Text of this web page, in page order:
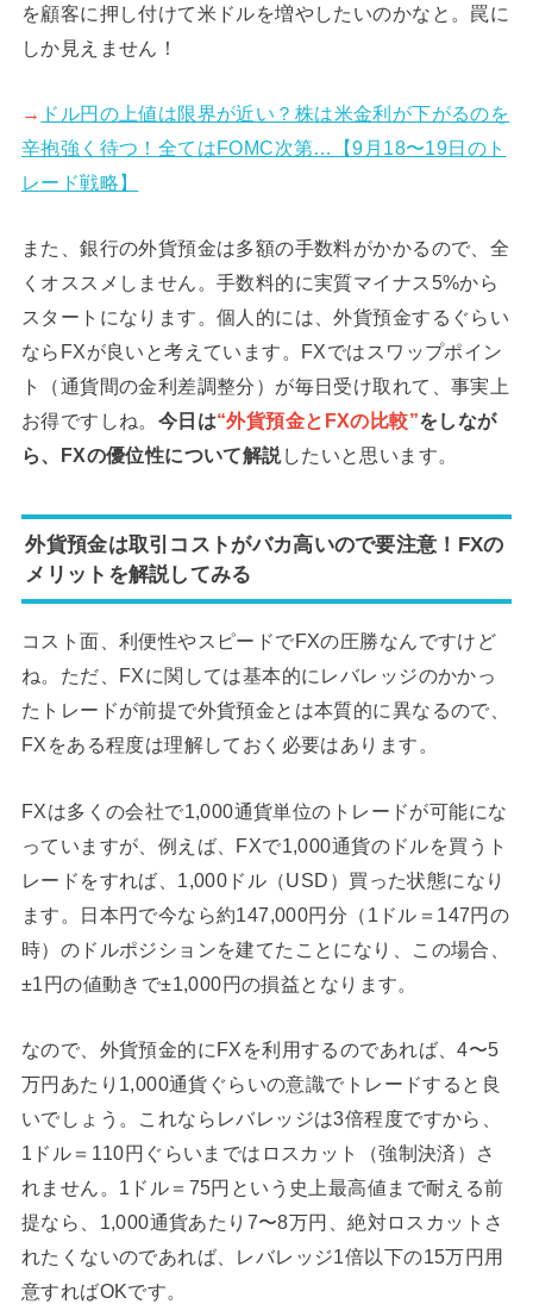
を顧客に押し付けて米ドルを増やしたいのかなと。罠に
しか見えません！
→ ドル円の上値は限界が近い？株は米金利が下がるのを
辛抱強く待つ！全てはFOMC次第…【9月18〜19日のト
レード戦略】
また、銀行の外貨預金は多額の手数料がかかるので、全
くオススメしません。手数料的に実質マイナス5%から
スタートになります。個人的には、外貨預金するぐらい
ならFXが良いと考えています。FXではスワップポイン
ト（通貨間の金利差調整分）が毎日受け取れて、事実上
お得ですしね。 今日は“外貨預金とFXの比較”をしなが
ら、FXの優位性について解説したいと思います。
外貨預金は取引コストがバカ高いので要注意！FXの
メリットを解説してみる
コスト面、利便性やスピードでFXの圧勝なんですけど
ね。ただ、FXに関しては基本的にレバレッジのかかっ
たトレードが前提で外貨預金とは本質的に異なるので、
FXをある程度は理解しておく必要はあります。
FXは多くの会社で1,000通貨単位のトレードが可能にな
っていますが、例えば、FXで1,000通貨のドルを買うト
レードをすれば、1,000ドル（USD）買った状態になり
ます。日本円で今なら約147,000円分（1ドル＝147円の
時）のドルポジションを建てたことになり、この場合、
±1円の値動きで±1,000円の損益となります。
なので、外貨預金的にFXを利用するのであれば、4〜5
万円あたり1,000通貨ぐらいの意識でトレードすると良
いでしょう。これならレバレッジは3倍程度ですから、
1ドル＝110円ぐらいまではロスカット（強制決済）さ
れません。1ドル＝75円という史上最高値まで耐える前
提なら、1,000通貨あたり7〜8万円、絶対ロスカットさ
れたくないのであれば、レバレッジ1倍以下の15万円用
意すればOKです。